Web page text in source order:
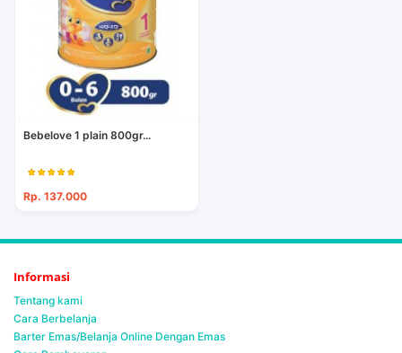
Bebelove 1 plain 800gr...
Rp. 137.000
Informasi
Tentang kami
Cara Berbelanja
Barter Emas/Belanja Online Dengan Emas